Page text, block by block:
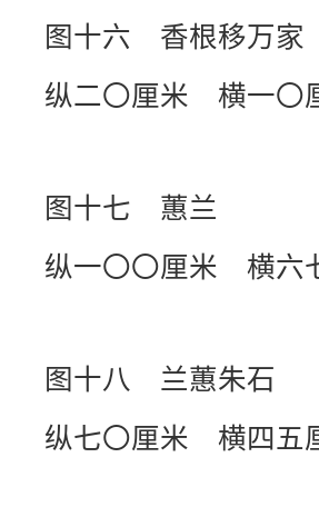
图十六 香根移万家
纵二〇厘米 横一
图十七 蕙兰
纵一〇〇厘米 横
图十八 兰蕙朱石
纵七〇厘米 横四